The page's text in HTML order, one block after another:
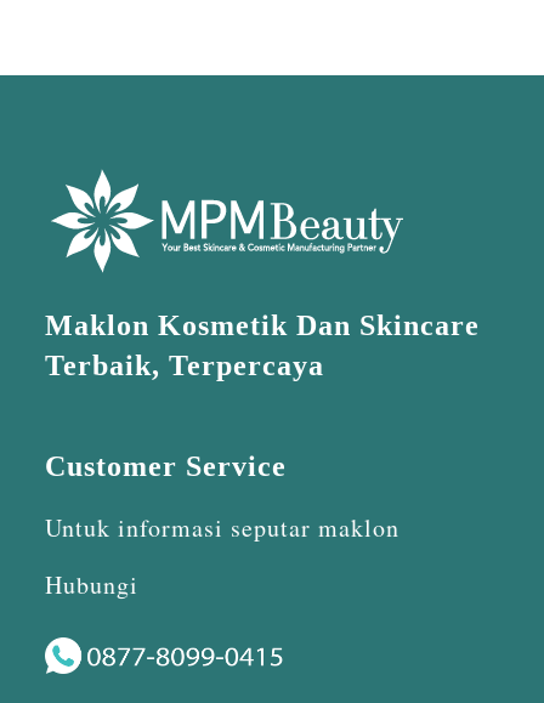
Maklon Kosmetik Dan Skincare
Terbaik, Terpercaya
Customer Service
Untuk informasi seputar maklon
Hubungi